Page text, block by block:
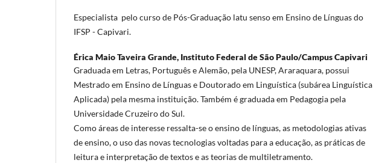
Especialista pelo curso de Pós-Graduação latu senso em Ensino de Línguas do
IFSP - Capivari.
Érica Maio Taveira Grande, Instituto Federal de São Paulo/Campus Capivari
Graduada em Letras, Português e Alemão, pela UNESP, Araraquara, possui
Mestrado em Ensino de Línguas e Doutorado em Linguística (subárea Linguística
Aplicada) pela mesma instituição. Também é graduada em Pedagogia pela
Universidade Cruzeiro do Sul.
Como áreas de interesse ressalta-se o ensino de línguas, as metodologias ativas
de ensino, o uso das novas tecnologias voltadas para a educação, as práticas de
leitura e interpretação de textos e as teorias de multiletramento.